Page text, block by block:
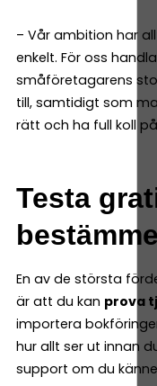
– Vår ambition har
enkelt. För oss
småföretagarens
till, samtidigt som
rätt och ha full koll
Testa
En av de största
är att du kan prova
importera
hur allt ser ut innan
support om du